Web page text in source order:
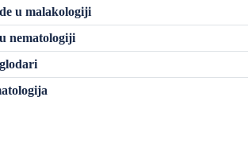
u malakologiji
nematologiji